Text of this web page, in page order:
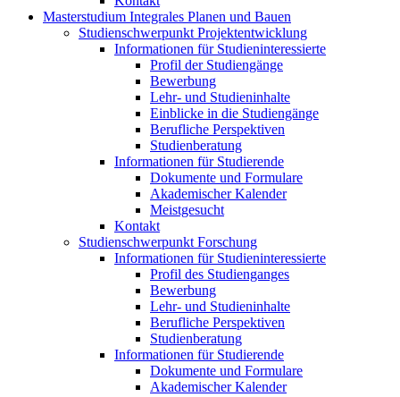
Masterstudium Integrales Planen und Bauen
Studienschwerpunkt Projektentwicklung
Informationen für Studieninteressierte
Profil der Studiengänge
Bewerbung
Lehr- und Studieninhalte
Einblicke in die Studiengänge
Berufliche Perspektiven
Studienberatung
Informationen für Studierende
Dokumente und Formulare
Akademischer Kalender
Meistgesucht
Kontakt
Studienschwerpunkt Forschung
Informationen für Studieninteressierte
Profil des Studienganges
Bewerbung
Lehr- und Studieninhalte
Berufliche Perspektiven
Studienberatung
Informationen für Studierende
Dokumente und Formulare
Akademischer Kalender